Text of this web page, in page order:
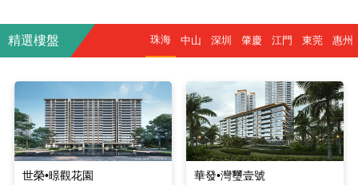
精選樓盤 珠海 中山 深圳 肇慶 江門 東莞 惠州
世榮•暻觀花園 華發•灣璽壹號